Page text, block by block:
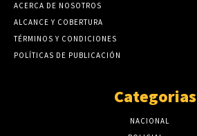
ACERCA DE NOSOTROS
ALCANCE Y COBERTURA
TÉRMINOS Y CONDICIONES
POLÍTICAS DE PUBLICACIÓN
Categorias
NACIONAL